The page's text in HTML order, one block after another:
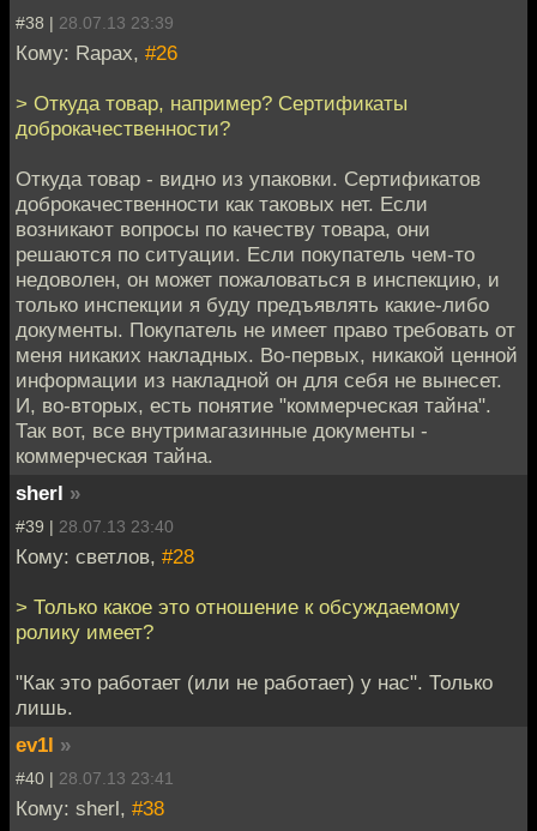
#38 | 28.07.13 23:39
Кому: Rapax, #26
> Откуда товар, например? Сертификаты
доброкачественности?
Откуда товар - видно из упаковки. Сертификатов
доброкачественности как таковых нет. Если
возникают вопросы по качеству товара, они
решаются по ситуации. Если покупатель чем-то
недоволен, он может пожаловаться в инспекцию, и
только инспекции я буду предъявлять какие-либо
документы. Покупатель не имеет право требовать от
меня никаких накладных. Во-первых, никакой ценной
информации из накладной он для себя не вынесет.
И, во-вторых, есть понятие "коммерческая тайна".
Так вот, все внутримагазинные документы -
коммерческая тайна.
sherl »
#39 | 28.07.13 23:40
Кому: светлов, #28
> Только какое это отношение к обсуждаемому
ролику имеет?
"Как это работает (или не работает) у нас". Только
лишь.
ev1l »
#40 | 28.07.13 23:41
Кому: sherl, #38